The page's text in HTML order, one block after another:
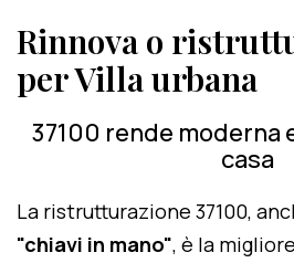
Rinnova o
per Villa urbana
37100 rende moderna
casa
La ristrutturazione 37100,
"chiavi in mano", è la